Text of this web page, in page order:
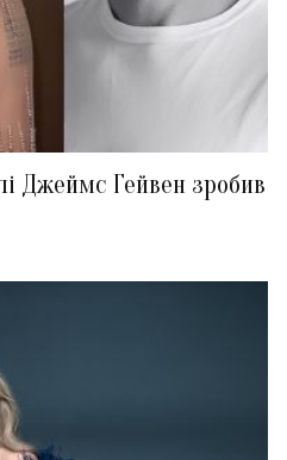
Джеймс Гейвен зробив